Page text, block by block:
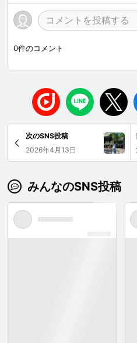
0件のコメント
次のSNS投稿
2026年4月13日
みんなのSNS投稿